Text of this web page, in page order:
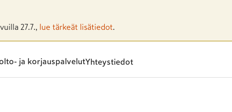
27.7., lue tärkeät lisätiedot
ja korjauspalvelutYhteystiedot